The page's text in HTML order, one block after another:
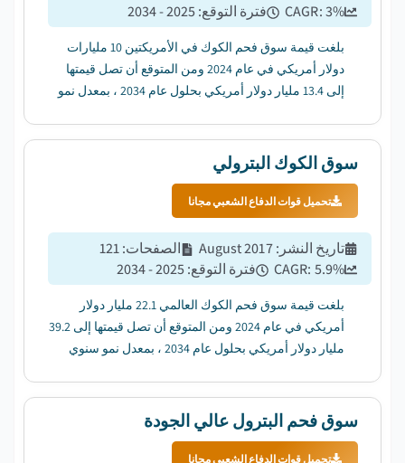
CAGR:3% فترة التوقع:
2025 - 2034
بلغت قيمة سوق فحم الكوك في الأمريكتين 10 مليارات
دولار أمريكي في عام 2024 ومن المتوقع أن تصل قيمتها
إلى 13.4 مليار دولار أمريكي بحلول عام 2034 ، بمعدل نمو
سوق الكوك البترولي
تحميل قوات الدفاع الشعبي مجانا
تاريخ النشر :
August 2017 الصفحات:
121
CAGR: 5.9% فترة التوقع:
2025 - 2034
بلغت قيمة سوق فحم الكوك العالمي 22.1 مليار دولار
أمريكي في عام 2024 ومن المتوقع أن تصل قيمتها إلى 39.2
مليار دولار أمريكي بحلول عام 2034 ، بمعدل نمو سنوي
سوق فحم البترول عالي الجودة
تحميل قوات الدفاع الشعبي مجانا